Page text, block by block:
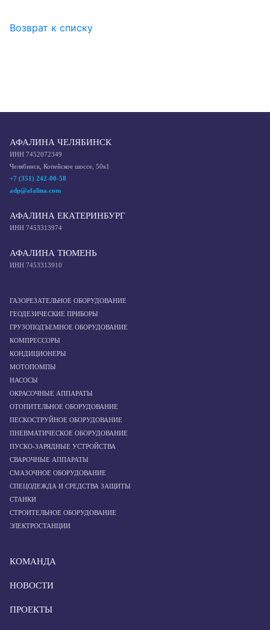
Возврат к списку
АФАЛИНА ЧЕЛЯБИНСК
ИНН 7452072349
Челябинск, Копейское шоссе, 50к1
+7 (351) 242-00-58
adp@afalina.com
АФАЛИНА ЕКАТЕРИНБУРГ
ИНН 7453313974
АФАЛИНА ТЮМЕНЬ
ИНН 7453313910
ГАЗОРЕЗАТЕЛЬНОЕ ОБОРУДОВАНИЕ
ГЕОДЕЗИЧЕСКИЕ ПРИБОРЫ
ГРУЗОПОДЪЕМНОЕ ОБОРУДОВАНИЕ
КОМПРЕССОРЫ
КОНДИЦИОНЕРЫ
МОТОПОМПЫ
НАСОСЫ
ОКРАСОЧНЫЕ АППАРАТЫ
ОТОПИТЕЛЬНОЕ ОБОРУДОВАНИЕ
ПЕСКОСТРУЙНОЕ ОБОРУДОВАНИЕ
ПНЕВМАТИЧЕСКОЕ ОБОРУДОВАНИЕ
ПУСКО-ЗАРЯДНЫЕ УСТРОЙСТВА
СВАРОЧНЫЕ АППАРАТЫ
СМАЗОЧНОЕ ОБОРУДОВАНИЕ
СПЕЦОДЕЖДА И СРЕДСТВА ЗАЩИТЫ
СТАНКИ
СТРОИТЕЛЬНОЕ ОБОРУДОВАНИЕ
ЭЛЕКТРОСТАНЦИИ
КОМАНДА
НОВОСТИ
ПРОЕКТЫ